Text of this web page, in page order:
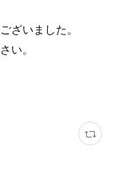
ざいました。
い。